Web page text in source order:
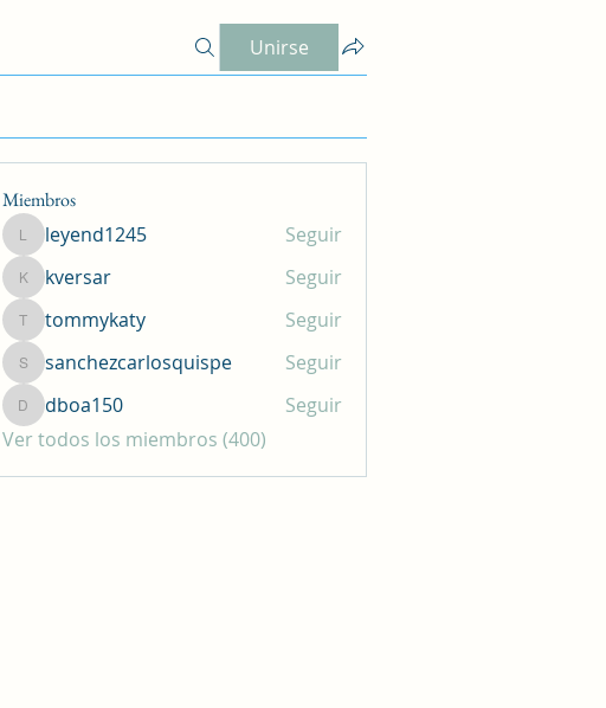
Unirse
Miembros
leyend1245
leyend1245 Seguir
kversar
kversar Seguir
tommykaty
tommykaty Seguir
sanchezcarlosquispe
sanchezcarlosquispe Seguir
dboa150
dboa150
Seguir
Ver todos los miembros (400)